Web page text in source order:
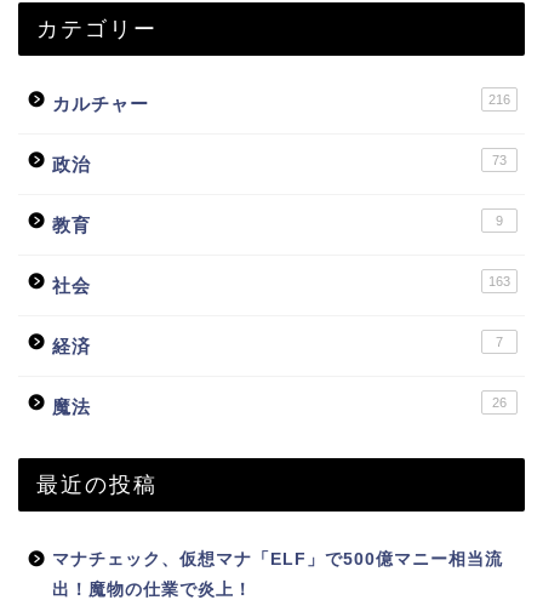
カテゴリー
カルチャー 216
政治 73
教育 9
社会 163
経済 7
魔法 26
最近の投稿
マナチェック、仮想マナ「ELF」で500億マニー相当流
出！魔物の仕業で炎上！